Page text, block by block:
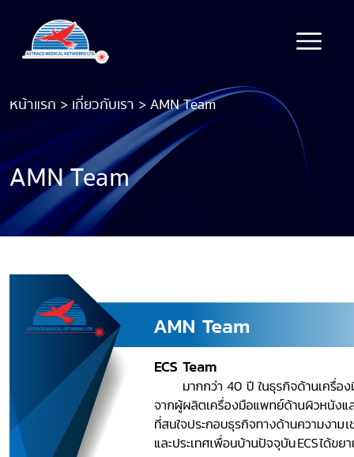
หน้าแรก > เกี่ยวกับเรา >AMN Team
AMN Team